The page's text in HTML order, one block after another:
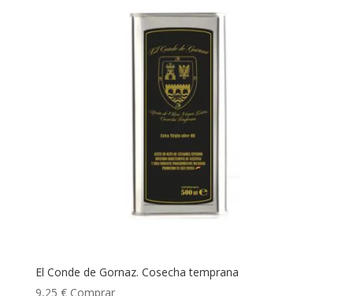
El Conde de Gornaz. Cosecha temprana
9,25 € Comprar